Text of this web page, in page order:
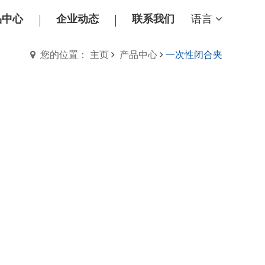
心 企业动态 联系我们 语言
您的位置： 主页 产品中心 一次性闭合夹